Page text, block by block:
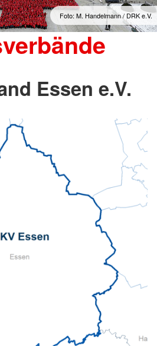
Foto: M. Handelmann / DRK e.V.
Essen e.V.